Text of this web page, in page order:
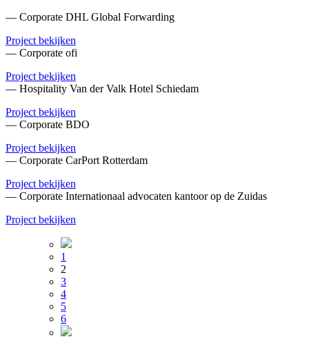
— Corporate DHL Global Forwarding
Project bekijken
— Corporate ofi
Project bekijken
— Hospitality Van der Valk Hotel Schiedam
Project bekijken
— Corporate BDO
Project bekijken
— Corporate CarPort Rotterdam
Project bekijken
— Corporate Internationaal advocaten kantoor op de Zuidas
Project bekijken
1
2
3
4
5
6